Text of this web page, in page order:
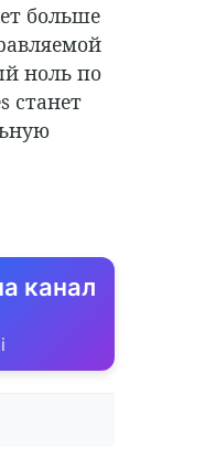
больше
ноль по
станет
канал